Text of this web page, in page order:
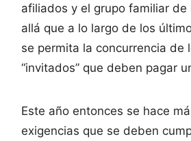
afiliados y el grupo familiar de
allá que a lo largo de los
se permita la concurrencia de
“invitados” que deben pagar
Este año entonces se hace
exigencias que se deben